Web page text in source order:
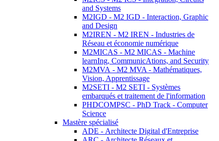
and Systems
M2IGD - M2 IGD - Interaction, Graphic
and Design
M2IREN - M2 IREN - Industries de
Réseau et économie numérique
M2MICAS - M2 MICAS - Machine
learnIng, CommunicAtions, and Security
M2MVA - M2 MVA - Mathématiques,
Vision, Apprentissage
M2SETI - M2 SETI - Systèmes
embarqués et traitement de l'information
PHDCOMPSC - PhD Track - Computer
Science
Mastère spécialisé
ADE - Architecte Digital d'Entreprise